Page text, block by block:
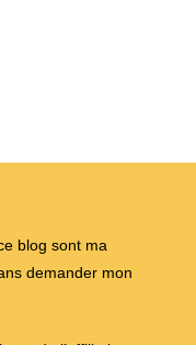
blog sont ma
demander mon